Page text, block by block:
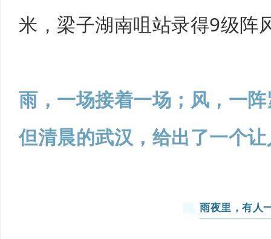
米，梁子湖南咀站录得9级阵
雨，一场接着一场；风，一
但清晨的武汉，给出了一个
雨夜里，有人